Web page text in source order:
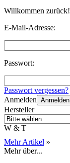
Willkommen zurück!
E-Mail-Adresse:
Passwort:
Passwort vergessen?
Anmelden Anmelden
Hersteller
W & T
Mehr Artikel »
Mehr über...